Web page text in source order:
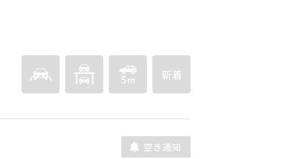
モータープール髙木Ⅰ駐車場